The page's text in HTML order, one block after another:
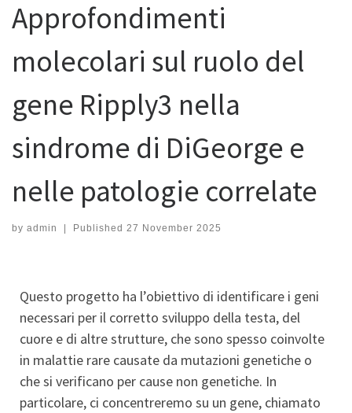
Approfondimenti
molecolari sul ruolo del
gene Ripply3 nella
sindrome di DiGeorge e
nelle patologie correlate
by admin Published 27 November 2025
Questo progetto ha l’obiettivo di identificare i geni
necessari per il corretto sviluppo della testa, del
cuore e di altre strutture, che sono spesso coinvolte
in malattie rare causate da mutazioni genetiche o
che si verificano per cause non genetiche. In
particolare, ci concentreremo su un gene, chiamato